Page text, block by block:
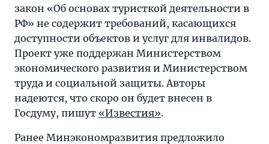
закон «Об основах туристкой деятельности в
РФ» не содержит требований, касающихся
доступности объектов и услуг для инвалидов.
Проект уже поддержан Министерством
экономического развития и Министерством
труда и социальной защиты. Авторы
надеются, что скоро он будет внесен в
Госдуму, пишут «Известия».
Ранее Минэкономразвития предложило